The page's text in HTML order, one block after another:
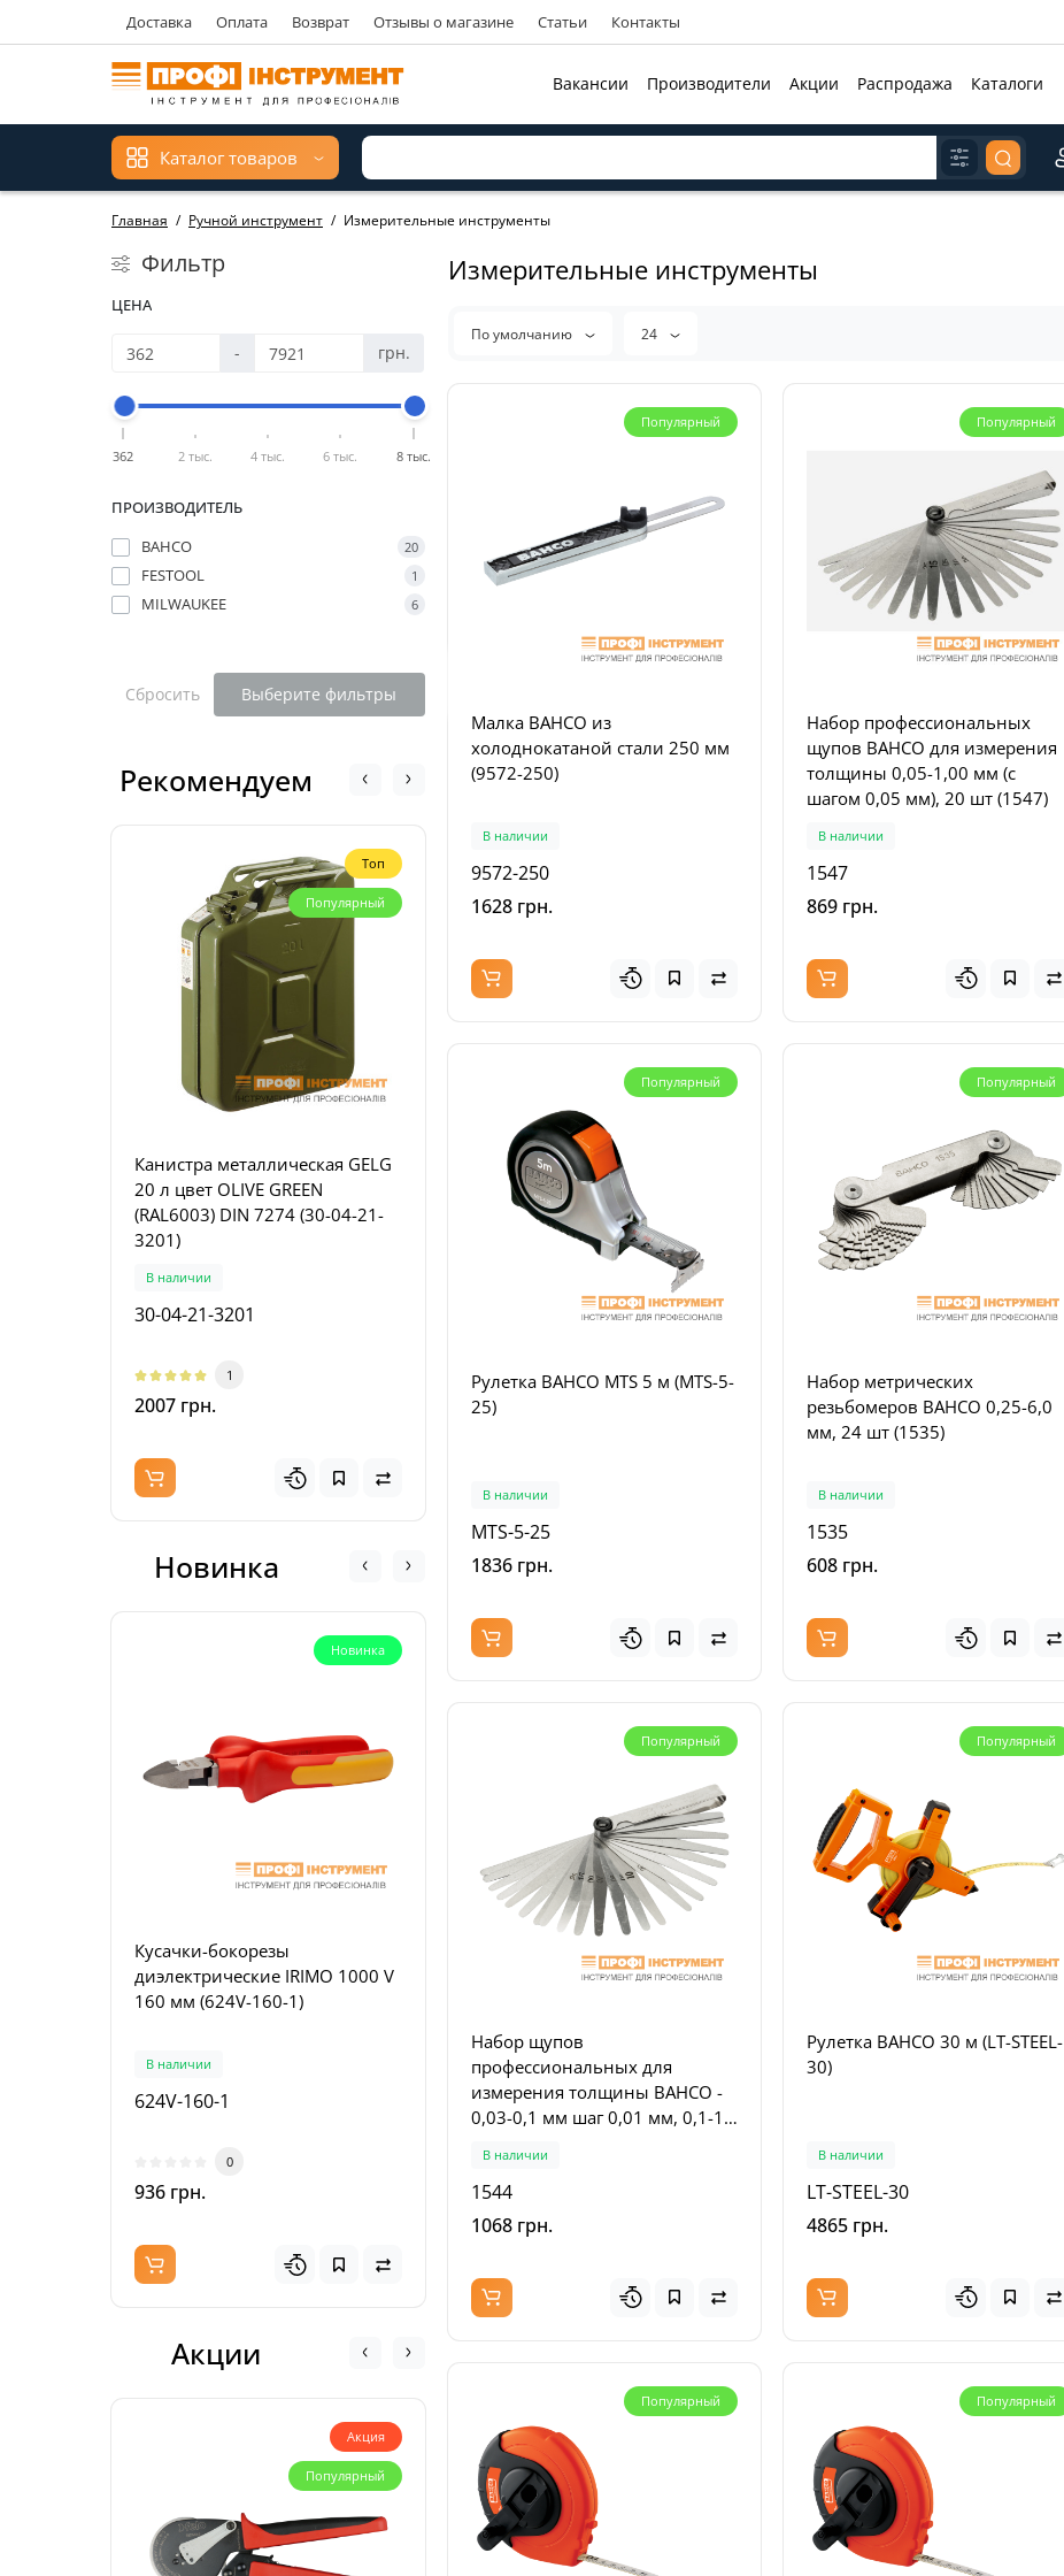
Доставка Оплата Возврат Отзывы о магазине Статьи Контакты
Вакансии Производители Акции Распродажа Каталоги
Каталог товаров
Главная Ручной инструмент Измерительные инструменты
Фильтр
ЦЕНА
- грн.
362 2 тыс. 4 тыс. 6 тыс. 8 тыс.
ПРОИЗВОДИТЕЛЬ
BAHCO
20
FESTOOL 1
MILWAUKEE 6
Сбросить Выберите фильтры
Рекомендуем
Топ
Популярный
Канистра металлическая GELG
20 л цвет OLIVE GREEN
(RAL6003) DIN 7274 (30-04-21-
3201)
В наличии
30-04-21-3201
1
2007 грн.
Пила дисковая погружная
FESTOOL - TS 55 FEBQ-Plus-FS
(577010)
1
40248 грн.
Набор пилы складной BAHCO
со лезвием 220 мм + нож со
лезвием 102 мм (LAP-KNIFE)
3
1283 грн.
Новинка
Новинка
Кусачки-бокорезы
диэлектрические IRIMO 1000 V
160 мм (624V-160-1)
В наличии
624V-160-1
0
936 грн.
Новинка
Плоскогубцы IRIMO 180 мм
комбинированные
В наличии
601V-180-1
867 грн.
Новинка
Набор ключей IRIMO
двухсторонних торцевых
В наличии
4408 грн.
Акции
Акция
Популярный
Измерительные инструменты
По умолчанию 24
Популярный
Малка BAHCO из
холоднокатаной стали 250 мм
(9572-250)
В наличии
9572-250
1628 грн.
Популярный
Набор профессиональных
щупов BAHCO для измерения
толщины 0,05-1,00 мм (с
шагом 0,05 мм), 20 шт (1547)
В наличии
1547
869 грн.
Популярный
Рулетка BAHCO MTS 5 м (MTS-5-
25)
В наличии
MTS-5-25
1836 грн.
Популярный
Набор метрических
резьбомеров BAHCO 0,25-6,0
мм, 24 шт (1535)
В наличии
1535
608 грн.
Популярный
Набор щупов
профессиональных для
измерения толщины BAHCO -
0,03-0,1 мм шаг 0,01 мм, 0,1-1
В наличии
1544
1068 грн.
Популярный
Рулетка BAHCO 30 м (LT-STEEL-
30)
В наличии
LT-STEEL-30
4865 грн.
Популярный Популярный